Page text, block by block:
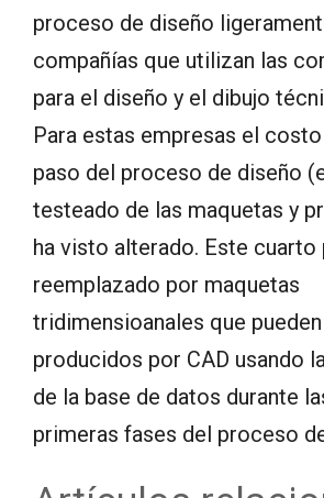
proceso de diseño
compañías que utilizan las
para el diseño y el dibujo
Para estas empresas el
paso del proceso de diseño
testeado de las maquetas y
ha visto alterado. Este cuarto
reemplazado por maquetas
tridimensioanales que
producidos por CAD usando
de la base de datos durante
primeras fases del proceso